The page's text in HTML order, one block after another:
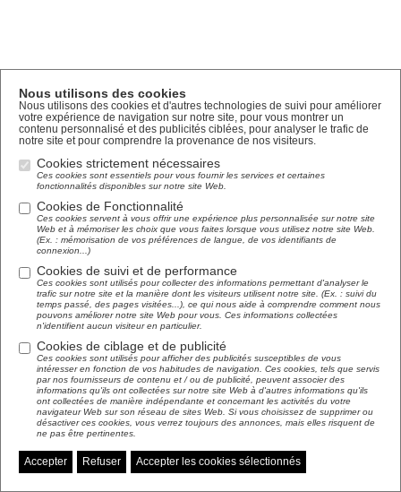
Nous utilisons des cookies
Nous utilisons des cookies et d'autres technologies de suivi pour améliorer
votre expérience de navigation sur notre site, pour vous montrer un
contenu personnalisé et des publicités ciblées, pour analyser le trafic de
notre site et pour comprendre la provenance de nos visiteurs.
Cookies strictement nécessaires
Ces cookies sont essentiels pour vous fournir les services et certaines
fonctionnalités disponibles sur notre site Web.
Cookies de Fonctionnalité
Ces cookies servent à vous offrir une expérience plus personnalisée sur notre site
Web et à mémoriser les choix que vous faites lorsque vous utilisez notre site Web.
(Ex. : mémorisation de vos préférences de langue, de vos identifiants de
connexion...)
Cookies de suivi et de performance
Ces cookies sont utilisés pour collecter des informations permettant d'analyser le
trafic sur notre site et la manière dont les visiteurs utilisent notre site. (Ex. : suivi du
temps passé, des pages visitées...), ce qui nous aide à comprendre comment nous
pouvons améliorer notre site Web pour vous. Ces informations collectées
n'identifient aucun visiteur en particulier.
Cookies de ciblage et de publicité
Ces cookies sont utilisés pour afficher des publicités susceptibles de vous
intéresser en fonction de vos habitudes de navigation. Ces cookies, tels que servis
par nos fournisseurs de contenu et / ou de publicité, peuvent associer des
informations qu'ils ont collectées sur notre site Web à d'autres informations qu'ils
ont collectées de manière indépendante et concernant les activités du votre
navigateur Web sur son réseau de sites Web. Si vous choisissez de supprimer ou
désactiver ces cookies, vous verrez toujours des annonces, mais elles risquent de
ne pas être pertinentes.
Accepter Refuser Accepter les cookies sélectionnés